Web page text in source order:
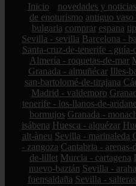
Inicio novedades y
de enoturismo antiguo
bulgaria comprar espana
Sevilla - sevilla Barcelona -
Santa-cruz-de-tenerife - guía-
Almería - roquetas-de-mar
Granada - almuñécar Illes-
san-bartolomé-de-tirajana
Madrid - valdemoro
tenerife - los-llanos-de-aridane
bormujos Granada -
isábena Huesca - alquézar
alt-àneu Sevilla - marinaleda
- zangoza Cantabria - arenas-
de-lillet Murcia - cartagena
nuevo-baztán Sevilla -
fuensaldaña Sevilla - salteras